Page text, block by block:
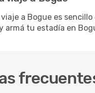
a Bogue es
armá tu estadía en